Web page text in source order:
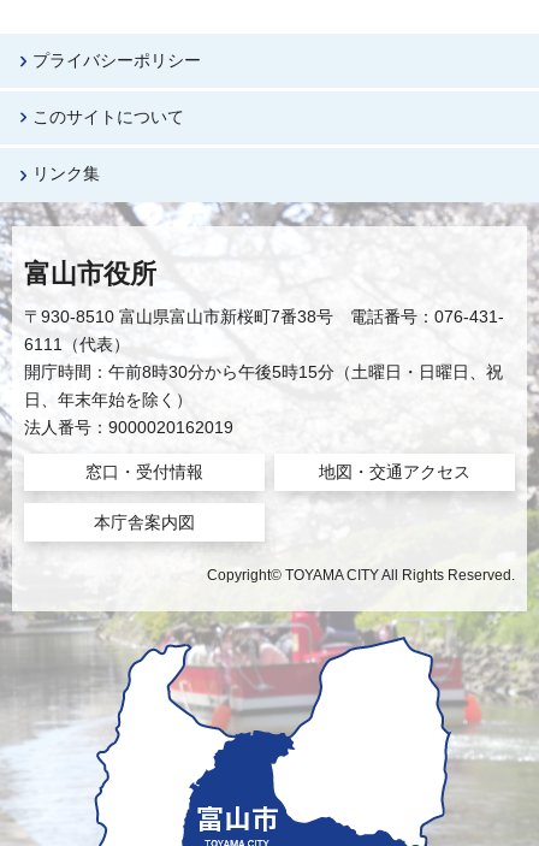
プライバシーポリシー
このサイトについて
リンク集
富山市役所
〒930-8510 富山県富山市新桜町7番38号 電話番号：076-431-
6111（代表）
開庁時間：午前8時30分から午後5時15分（土曜日・日曜日、祝
日、年末年始を除く）
法人番号：9000020162019
窓口・受付情報 地図・交通アクセス
本庁舎案内図
Copyright© TOYAMA CITY All Rights Reserved.